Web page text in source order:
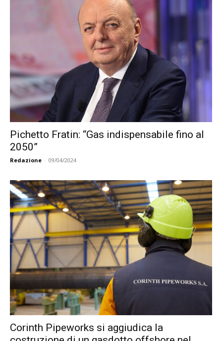
Pichetto Fratin: “Gas indispensabile fino al
2050”
Redazione - 09/04/2024
Corinth Pipeworks si aggiudica la